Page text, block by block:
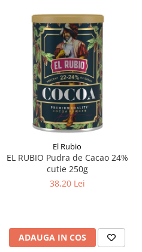
El Rubio
EL RUBIO Pudra de Cacao 24%
cutie 250g
38,20 Lei
ADAUGA IN COS